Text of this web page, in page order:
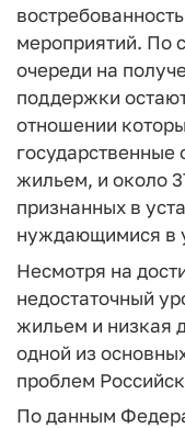
мероприятий. По
очереди на
поддержки
отношении
государственные
жильем, и около
признанных в
нуждающимися в
Несмотря на
недостаточный
жильем и низкая
одной из
проблем
По данным